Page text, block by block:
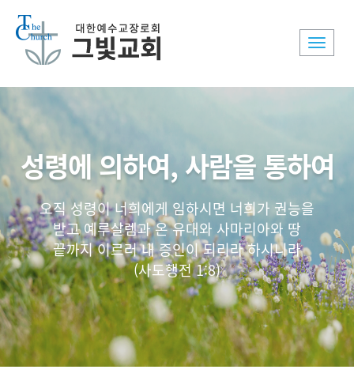
Toggle
성령에 의하여, 사람을 통하여
오직 성령이 너희에게 임하시면 너희가 권능을
받고 예루살렘과 온 유대와 사마리아와 땅
끝까지 이르러 내 증인이 되리라 하시니라
(사도행전 1:8)